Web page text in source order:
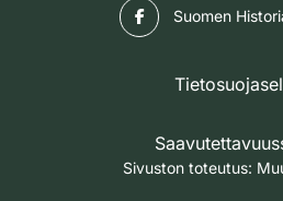
Suomen
Sivuston toteutus: